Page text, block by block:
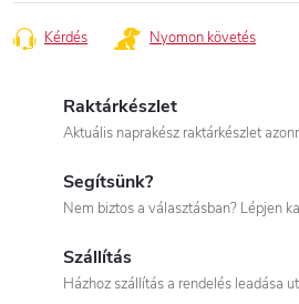
Kérdés Nyomon követés
Raktárkészlet
Aktuális naprakész raktárkészlet
Segítsünk?
Nem biztos a választásban? Lépjen
Szállítás
Házhoz szállítás a rendelés leadása